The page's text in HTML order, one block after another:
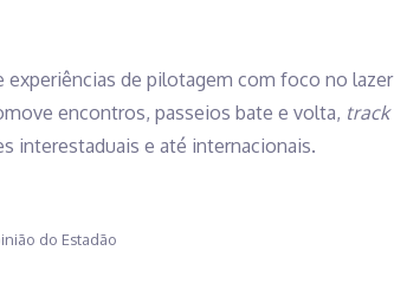
experiências de pilotagem com foco no lazer
encontros, passeios bate e volta, track
interestaduais e até internacionais.
do Estadão